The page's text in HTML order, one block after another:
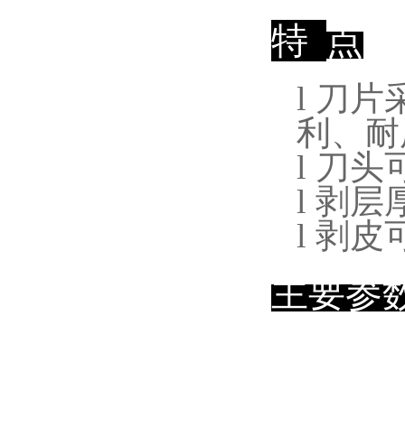
特 点
l 刀片
利、
l 刀头
l 剥层
l 剥皮
主要参